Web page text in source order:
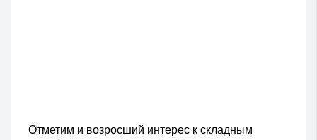
Отметим и возросший интерес к складным